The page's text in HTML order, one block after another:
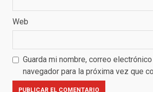
Web
Guarda mi nombre, correo
navegador para la próxima vez que